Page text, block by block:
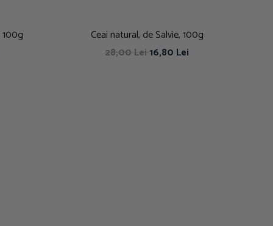
Ceai natural, de Salvie, 100g
28,00 Lei16,80 Lei